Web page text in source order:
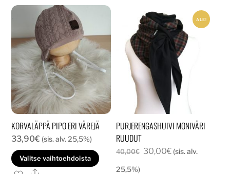
KORVALÄPPÄ PIPO ERI VÄREJÄ
33,90€ (sis. alv. 25,5%)
Valitse vaihtoehdoista
Tällä
tuotteella
ALE!
PURJERENGASHUIVI MONIVÄRI
RUUDUT
40,00€ Alkuperäinen
30,00€Nykyinen
(sis. alv.
25,5%)